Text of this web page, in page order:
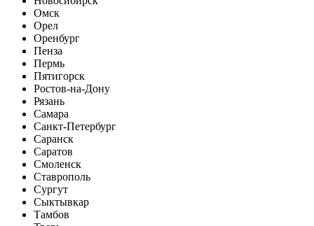
Омск
Орел
Оренбург
Пенза
Пермь
Пятигорск
Ростов-на-Дону
Рязань
Самара
Санкт-Петербург
Саранск
Саратов
Смоленск
Ставрополь
Сургут
Сыктывкар
Тамбов